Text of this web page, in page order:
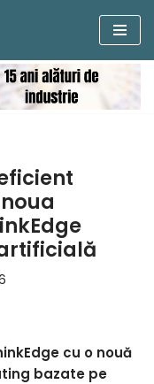
cu o nouă
bazate pe